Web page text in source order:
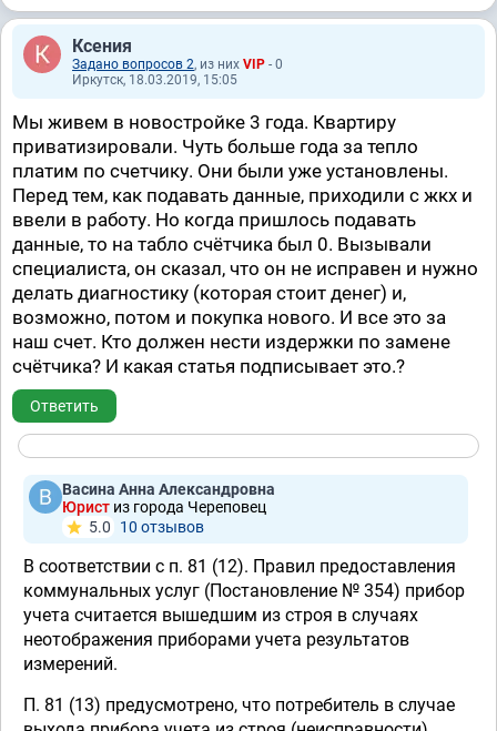
Ксения
Задано вопросов 2, из них VIP - 0
Иркутск, 18.03.2019, 15:05
Мы живем в новостройке 3 года. Квартиру
приватизировали. Чуть больше года за тепло
платим по счетчику. Они были уже установлены.
Перед тем, как подавать данные, приходили с жкх и
ввели в работу. Но когда пришлось подавать
данные, то на табло счётчика был 0. Вызывали
специалиста, он сказал, что он не исправен и нужно
делать диагностику (которая стоит денег) и,
возможно, потом и покупка нового. И все это за
наш счет. Кто должен нести издержки по замене
счётчика? И какая статья подписывает это.?
Ответить
Васина Анна Александровна
Юрист из города Череповец
5.0
10 отзывов
В соответствии с п. 81 (12). Правил предоставления
коммунальных услуг (Постановление № 354) прибор
учета считается вышедшим из строя в случаях
неотображения приборами учета результатов
измерений.
П. 81 (13) предусмотрено, что потребитель в случае